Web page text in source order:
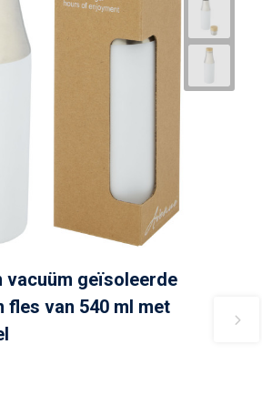
vacuüm geïsoleerde
van 540 ml met